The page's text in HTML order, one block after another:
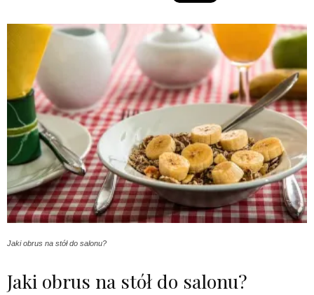
Jaki obrus na stół do salonu?
Jaki obrus na stół do salonu?